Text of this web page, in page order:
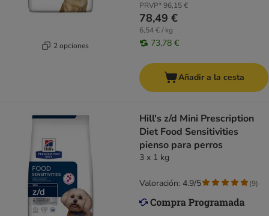
2 opciones
PRVP*96,15 €
78,49 €
6,54 € / kg
73,78 €
Añadir a la cesta
Hill's z/d Mini Prescription
Diet Food Sensitivities
pienso para perros
3 x 1 kg
Valoración: 4.9/5 (9)